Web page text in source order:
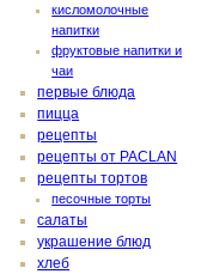
кисломолочные
напитки
фруктовые напитки и
чаи
первые блюда
пицца
рецепты
рецепты от PACLAN
рецепты тортов
песочные торты
салаты
украшение блюд
хлеб